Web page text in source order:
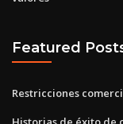
Featured
Restricciones